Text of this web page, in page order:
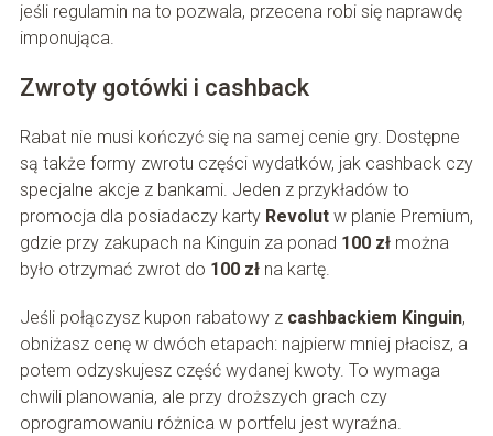
jeśli regulamin na to pozwala, przecena robi się naprawdę
imponująca.
Zwroty gotówki i cashback
Rabat nie musi kończyć się na samej cenie gry. Dostępne
są także formy zwrotu części wydatków, jak cashback czy
specjalne akcje z bankami. Jeden z przykładów to
promocja dla posiadaczy karty Revolutw planie Premium,
gdzie przy zakupach na Kinguin za ponad 100 złmożna
było otrzymać zwrot do 100 złna kartę.
Jeśli połączysz kupon rabatowy z cashbackiem Kinguin,
obniżasz cenę w dwóch etapach: najpierw mniej płacisz, a
potem odzyskujesz część wydanej kwoty. To wymaga
chwili planowania, ale przy droższych grach czy
oprogramowaniu różnica w portfelu jest wyraźna.